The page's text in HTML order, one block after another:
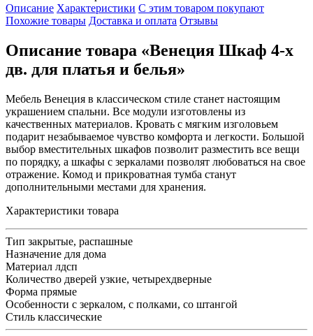
Описание Характеристики С этим товаром покупают
Похожие товары Доставка и оплата Отзывы
Описание товара «Венеция Шкаф 4-х
дв. для платья и белья»
Мебель Венеция в классическом стиле станет настоящим
украшением спальни. Все модули изготовлены из
качественных материалов. Кровать с мягким изголовьем
подарит незабываемое чувство комфорта и легкости. Большой
выбор вместительных шкафов позволит разместить все вещи
по порядку, а шкафы с зеркалами позволят любоваться на свое
отражение. Комод и прикроватная тумба станут
дополнительными местами для хранения.
Характеристики товара
Тип закрытые, распашные
Назначение для дома
Материал лдсп
Количество дверей узкие, четырехдверные
Форма прямые
Особенности с зеркалом, с полками, со штангой
Стиль классические